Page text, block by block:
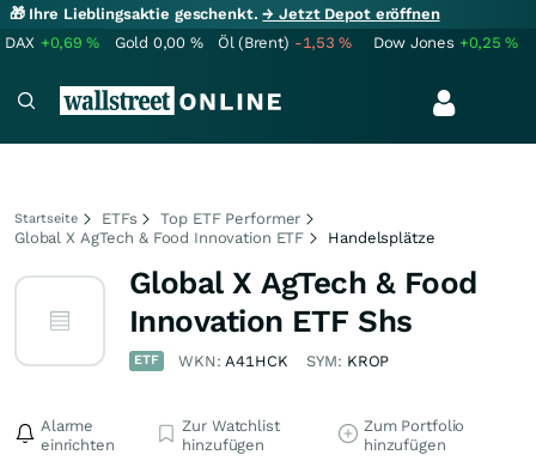
🎁 Ihre Lieblingsaktie geschenkt.→ Jetzt Depot eröffnen
DAX +0,69% Gold 0,00 % Öl (Brent) -1,53% Dow Jones +0,25%
Startseite ETFs
Top ETF Performer
Global X AgTech & Food Innovation ETF
Handelsplätze
Global X AgTech & Food
Innovation ETF Shs
ETF WKN:A41HCK SYM: KROP
Alarme
einrichten
Zur Watchlist
hinzufügen
Zum Portfolio
hinzufügen